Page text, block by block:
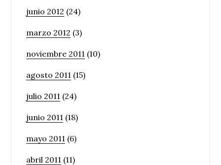
junio 2012 (24)
marzo 2012 (3)
noviembre 2011 (10)
agosto 2011 (15)
julio 2011 (24)
junio 2011 (18)
mayo 2011 (6)
abril 2011 (11)